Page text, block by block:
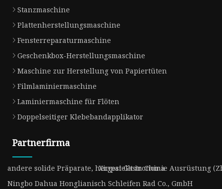
Stanzmaschine
Plattenherstellungsmaschine
Fensterreparaturmaschine
Geschenkbox-Herstellungsmaschine
Maschine zur Herstellung von Papiertüten
Filmlaminiermaschine
Laminiermaschine für Flöten
Doppelseitiger Klebebandapplikator
Partnerfirma
andere solide Präparate, hergestellt in China
Xinpai Gastronomie Ausrüstung
Ningbo Dahua Honglianisch Schleifen Rad Co., GmbH